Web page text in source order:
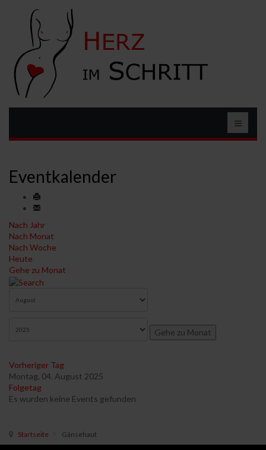
Eventkalender
Nach Jahr
Nach Monat
Nach Woche
Heute
Gehe zu Monat
Gehe zu Monat
Vorheriger Tag
Montag, 04. August 2025
Folgetag
Es wurden keine Events gefunden
Startseite Gänsehaut